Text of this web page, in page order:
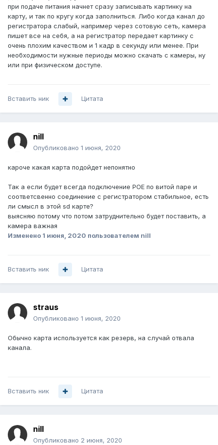
при подаче питания начнет сразу записывать картинку на
карту, и так по кругу когда заполниться. Либо когда канал до
регистратора слабый, например через сотовую сеть, камера
пишет все на себя, а на регистратор передает картинку с
очень плохим качеством и 1 кадр в секунду или менее. При
необходимости нужные периоды можно скачать с камеры, ну
или при физическом доступе.
Вставить ник Цитата
nill
Опубликовано 1 июня, 2020
кароче какая карта подойдет непонятно
Так а если будет всегда подключение POE по витой паре и
соответсвенно соединение с регистратором стабильное, есть
ли смысл в этой sd карте?
выясняю потому что потом затруднительно будет поставить, а
камера важная
Изменено 1 июня, 2020 пользователем nill
Вставить ник Цитата
straus
Опубликовано 1 июня, 2020
Обычно карта используется как резерв, на случай отвала
канала.
Вставить ник Цитата
nill
Опубликовано 2 июня, 2020